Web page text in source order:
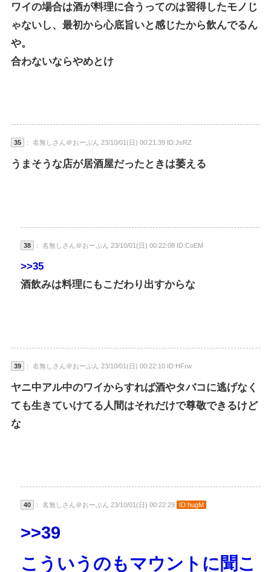
ワイの場合は酒が料理に合うってのは習得したモノじ
ゃないし、最初から心底旨いと感じたから飲んでるん
や。
合わないならやめとけ
35 ： 名無しさん＠おーぷん 23/10/01(日) 00:21:39 ID:JsRZ
うまそうな店が居酒屋だったときは萎える
38 ： 名無しさん＠おーぷん 23/10/01(日) 00:22:08 ID:CoEM
>>35
酒飲みは料理にもこだわり出すからな
39 ： 名無しさん＠おーぷん 23/10/01(日) 00:22:10 ID:HFrw
ヤニ中アル中のワイからすれば酒やタバコに逃げなく
ても生きていけてる人間はそれだけで尊敬できるけど
な
40 ： 名無しさん＠おーぷん 23/10/01(日) 00:22:29 ID:hugM
>>39
こういうのもマウントに聞こ